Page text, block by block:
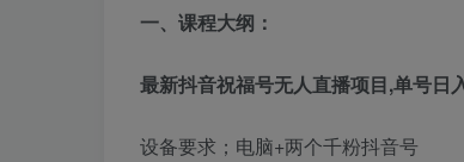
一、 课程大纲：
最新抖音祝福号无人直播项目,单号日
设备要求；电脑+两个千粉抖音号